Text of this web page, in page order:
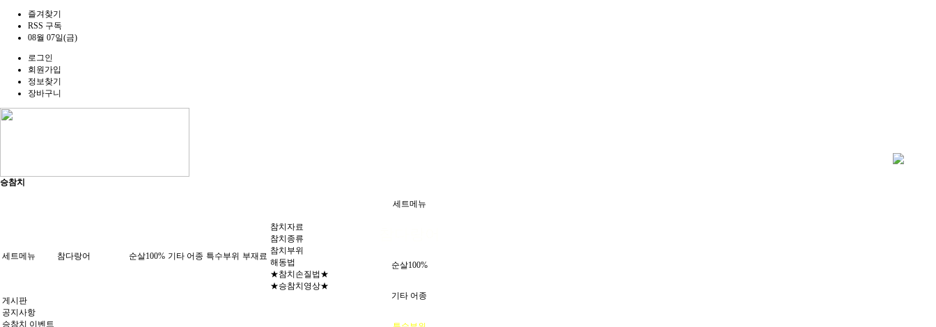
즐겨찾기
RSS 구독
08월 07일(금)
로그인
회원가입
정보찾기
장바구니
승참치
세트메뉴
순살100%
기타 어종
세트메뉴 참다랑어 순살100% 기타 어종 특수부위 부재료
참치자료
참치종류
참치부위
해동법
★참치손질법★
★승참치영상★
게시판
공지사항
승참치 이벤트